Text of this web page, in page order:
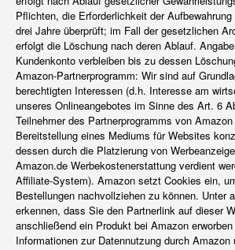
Pflichten, die Erforderlichkeit der
drei Jahre überprüft; im Fall der gesetzlichen
erfolgt die Löschung nach deren Ablauf.
Kundenkonto verbleiben bis zu dessen
Amazon-Partnerprogramm: Wir sind auf
berechtigten Interessen (d.h. Interesse am
unseres Onlineangebotes im Sinne des Art. 6
Teilnehmer des Partnerprogramms von
Bereitstellung eines Mediums für Websites
dessen durch die Platzierung von
Amazon.de Werbekostenerstattung verdient
Affiliate-System). Amazon setzt Cookies ein,
Bestellungen nachvollziehen zu können. Unter
erkennen, dass Sie den Partnerlink auf dieser
anschließend ein Produkt bei Amazon
Informationen zur Datennutzung durch Amazon